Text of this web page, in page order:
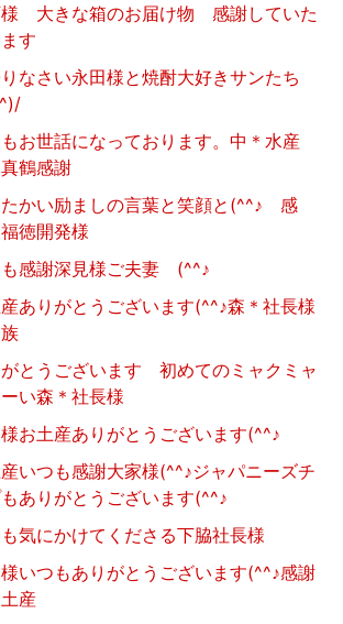
大きな箱のお届け物 感謝していた
す
なさい永田様と焼酎大好きサンたち
お世話になっております。中＊水産
鶴感謝
かい励ましの言葉と笑顔と(^^♪ 感
徳開発様
感謝深見様ご夫妻 (^^♪
ありがとうございます(^^♪森＊社長様
とうございます 初めてのミャクミャ
い森＊社長様
お土産ありがとうございます(^^♪
いつも感謝大家様(^^♪ジャパニーズチ
ありがとうございます(^^♪
気にかけてくださる下脇社長様
いつもありがとうございます(^^♪感謝
産